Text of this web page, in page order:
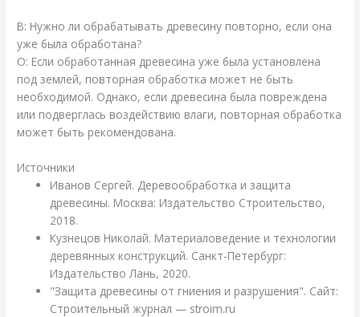
В: Нужно ли обрабатывать древесину повторно, если она
уже была обработана?
О: Если обработанная древесина уже была установлена
под землей, повторная обработка может не быть
необходимой. Однако, если древесина была повреждена
или подверглась воздействию влаги, повторная обработка
может быть рекомендована.
Источники
Иванов Сергей. Деревообработка и защита
древесины. Москва: Издательство Строительство,
2018.
Кузнецов Николай. Материаловедение и технологии
деревянных конструкций. Санкт-Петербург:
Издательство Лань, 2020.
"Защита древесины от гниения и разрушения". Сайт:
Строительный журнал — stroim.ru